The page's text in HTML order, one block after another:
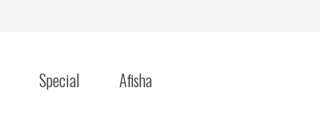
Special Afisha